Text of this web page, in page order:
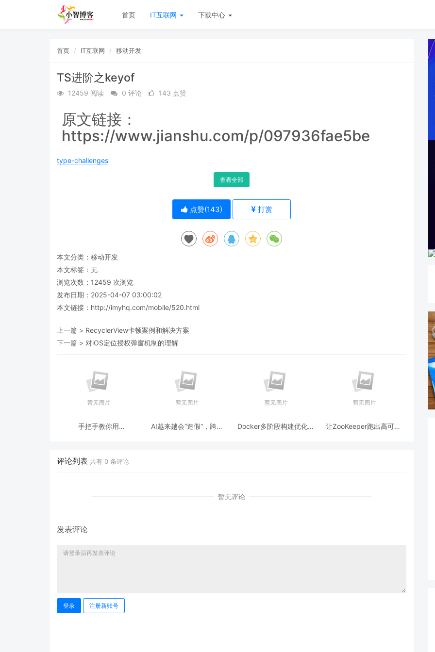
首页 IT互联网 下载中心
首页 IT互联网 移动开发
TS进阶之keyof
12459 阅读 0 评论 143 点赞
原文链接：
https://www.jianshu.com/p/097936fae5be
type-challenges
查看全部
点赞(143) 打赏
本文分类： 移动开发
本文标签：无
浏览次数： 12459 次浏览
发布日期：2025-04-07 03:00:02
本文链接： http://imyhq.com/mobile/520.html
上一篇 > RecyclerView卡顿案例和解决方案
下一篇 > 对iOS定位授权弹窗机制的理解
手把手教你用
AI越来越会“造假“，跨模
Docker多阶段构建优化：
让ZooKeeper跑出高可用:
评论列表 共有 0 条评论
暂无评论
发表评论
登录 注册新账号